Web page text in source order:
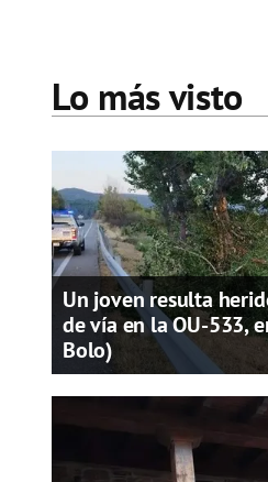
Lo más visto
Un joven resulta
de vía en la OU-533,
Bolo)